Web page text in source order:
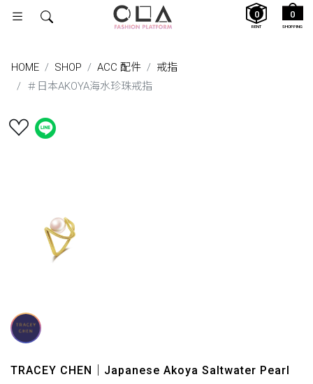
SHOPPING
0
RENT
0
HOME SHOP ACC 配件
戒指
＃日本AKOYA海水珍珠戒指
TRACEY CHEN｜Japanese Akoya Saltwater Pearl